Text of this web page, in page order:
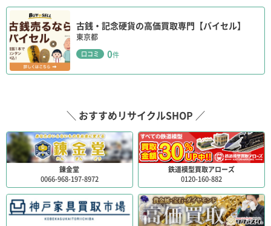
たまま
なんでも売ってるが、高い…
トレーニング用品、家具はそこそこだった
洗濯機、冷蔵庫は中古の割に
高い。品揃え以外はエ○タウンに全て負けている！
家具は品揃え豊富なので欲しいの見つかるかも…
古銭・記念硬貨の高価買取専門【バイセル】
東京都
口コミ 0件
＼ おすすめリサイクルSHOP ／
錬金堂
0066-968-197-8972
鉄道模型買取アローズ
0120-160-882